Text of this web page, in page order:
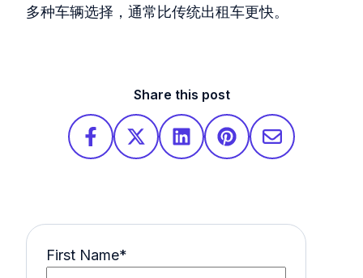
多种车辆选择，通常比传统出租车更快。
Share this post
First Name*